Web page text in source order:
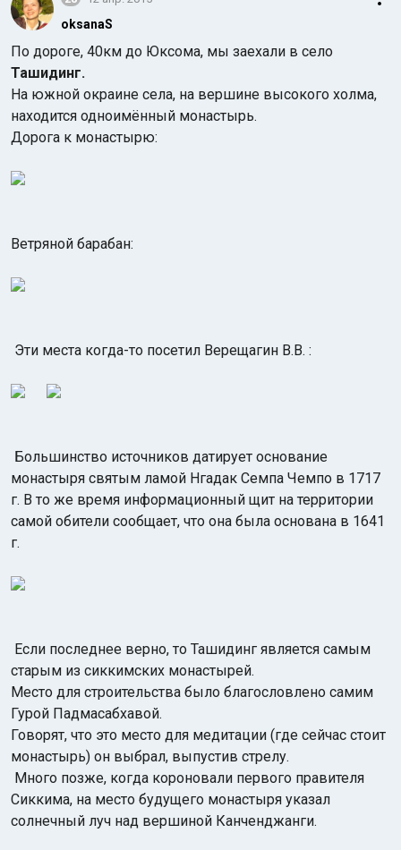
oksanaS
По дороге, 40км до Юксома, мы заехали в село
Ташидинг.
На южной окраине села, на вершине высокого холма,
находится одноимённый монастырь.
Дорога к монастырю:
Ветряной барабан:
Эти места когда-то посетил Верещагин В.В. :
Большинство источников датирует основание
монастыря святым ламой Нгадак Семпа Чемпо в 1717
г. В то же время информационный щит на территории
самой обители сообщает, что она была основана в 1641
г.
Если последнее верно, то Ташидинг является самым
старым из сиккимских монастырей.
Место для строительства было благословлено самим
Гурой Падмасабхавой.
Говорят, что это место для медитации (где сейчас стоит
монастырь) он выбрал, выпустив стрелу.
Много позже, когда короновали первого правителя
Сиккима, на место будущего монастыря указал
солнечный луч над вершиной Канченджанги.